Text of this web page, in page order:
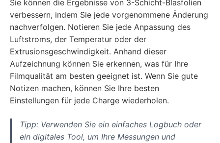
Sie können die Ergebnisse von 3-Schicht-Blasfolien
verbessern, indem Sie jede vorgenommene Änderung
nachverfolgen. Notieren Sie jede Anpassung des
Luftstroms, der Temperatur oder der
Extrusionsgeschwindigkeit. Anhand dieser
Aufzeichnung können Sie erkennen, was für Ihre
Filmqualität am besten geeignet ist. Wenn Sie gute
Notizen machen, können Sie Ihre besten
Einstellungen für jede Charge wiederholen.
Tipp: Verwenden Sie ein einfaches Logbuch oder
ein digitales Tool, um Ihre Messungen und